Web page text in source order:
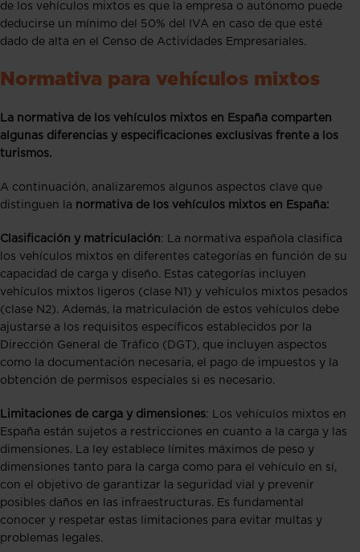
de los vehículos mixtos es que la empresa o autónomo puede
deducirse un mínimo del 50% del IVA en caso de que esté
dado de alta en el Censo de Actividades Empresariales.
Normativa para vehículos mixtos
La normativa de los vehículos mixtos en España comparten
algunas diferencias y especificaciones exclusivas frente a los
turismos.
A continuación, analizaremos algunos aspectos clave que
distinguen la normativa de los vehículos mixtos en España:
Clasificación y matriculación: La normativa española clasifica
los vehículos mixtos en diferentes categorías en función de su
capacidad de carga y diseño. Estas categorías incluyen
vehículos mixtos ligeros (clase N1) y vehículos mixtos pesados
(clase N2). Además, la matriculación de estos vehículos debe
ajustarse a los requisitos específicos establecidos por la
Dirección General de Tráfico (DGT), que incluyen aspectos
como la documentación necesaria, el pago de impuestos y la
obtención de permisos especiales si es necesario.
Limitaciones de carga y dimensiones: Los vehículos mixtos en
España están sujetos a restricciones en cuanto a la carga y las
dimensiones. La ley establece límites máximos de peso y
dimensiones tanto para la carga como para el vehículo en sí,
con el objetivo de garantizar la seguridad vial y prevenir
posibles daños en las infraestructuras. Es fundamental
conocer y respetar estas limitaciones para evitar multas y
problemas legales.